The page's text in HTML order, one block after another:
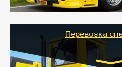
Перевозка